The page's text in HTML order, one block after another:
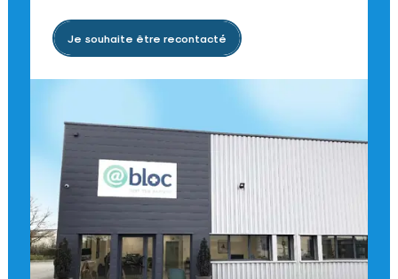
Je souhaite être recontacté